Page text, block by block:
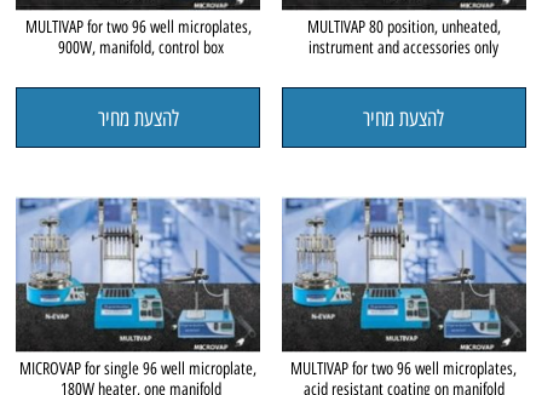
MULTIVAP 80 position, unheated,
instrument and accessories only
להצעת מחיר
MULTIVAP for two 96 well microplates,
900W, manifold, control box
להצעת מחיר
MULTIVAP for two 96 well microplates,
acid resistant coating on manifold
MICROVAP for single 96 well microplate,
180W heater, one manifold